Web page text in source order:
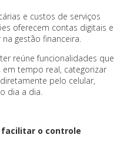
e custos de serviços
oferecem contas digitais e
gestão financeira.
reúne funcionalidades que
tempo real, categorizar
pelo celular,
dia a dia.
facilitar o controle